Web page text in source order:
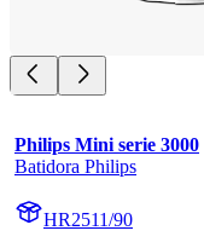
Philips Mini serie 3000
Batidora Philips
HR2511/90